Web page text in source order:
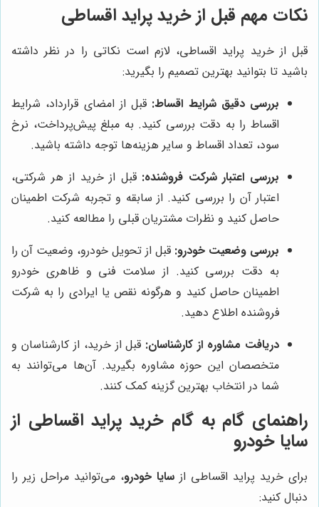
نکات مهم قبل از خرید پراید اقساطی
قبل از خرید پراید اقساطی، لازم است نکاتی را در نظر داشته
باشید تا بتوانید بهترین تصمیم را بگیرید:
بررسی دقیق شرایط اقساط: قبل از امضای قرارداد، شرایط
اقساط را به دقت بررسی کنید. به مبلغ پیش‌پرداخت، نرخ
سود، تعداد اقساط و سایر هزینه‌ها توجه داشته باشید.
بررسی اعتبار شرکت فروشنده: قبل از خرید از هر شرکتی،
اعتبار آن را بررسی کنید. از سابقه و تجربه شرکت اطمینان
حاصل کنید و نظرات مشتریان قبلی را مطالعه کنید.
بررسی وضعیت خودرو: قبل از تحویل خودرو، وضعیت آن را
به دقت بررسی کنید. از سلامت فنی و ظاهری خودرو
اطمینان حاصل کنید و هرگونه نقص یا ایرادی را به شرکت
فروشنده اطلاع دهید.
دریافت مشاوره از کارشناسان: قبل از خرید، از کارشناسان و
متخصصان این حوزه مشاوره بگیرید. آن‌ها می‌توانند به
شما در انتخاب بهترین گزینه کمک کنند.
راهنمای گام به گام خرید پراید اقساطی از
سایا خودرو
برای خرید پراید اقساطی از سایا خودرو، می‌توانید مراحل زیر را
دنبال کنید: